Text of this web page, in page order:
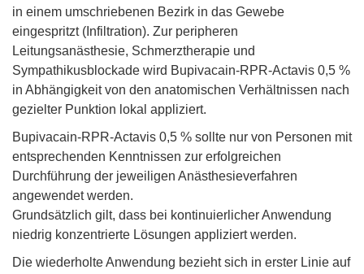
in einem umschriebenen Bezirk in das Gewebe
eingespritzt (Infiltration). Zur peripheren
Leitungsanästhesie, Schmerztherapie und
Sympathikusblockade wird Bupivacain-RPR-Actavis 0,5 %
in Abhängigkeit von den anatomischen Verhältnissen nach
gezielter Punktion lokal appliziert.
Bupivacain-RPR-Actavis 0,5 % sollte nur von Personen mit
entsprechenden Kenntnissen zur erfolgreichen
Durchführung der jeweiligen Anästhesieverfahren
angewendet werden.
Grundsätzlich gilt, dass bei kontinuierlicher Anwendung
niedrig konzentrierte Lösungen appliziert werden.
Die wiederholte Anwendung bezieht sich in erster Linie auf